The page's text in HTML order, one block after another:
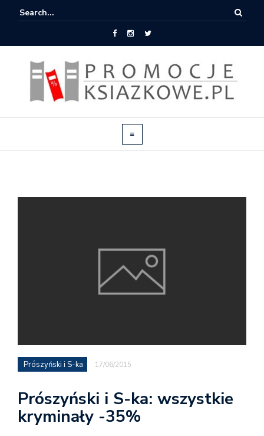
Prószyński i S-ka 17/06/2015
Prószyński i S-ka: wszystkie
kryminały -35%